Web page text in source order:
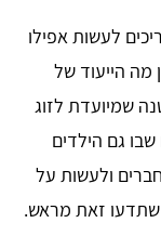
לעשות אפילו
מה הייעוד של
שמיועדת לזוג
גם הילדים
ולעשות על
זאת מראש.